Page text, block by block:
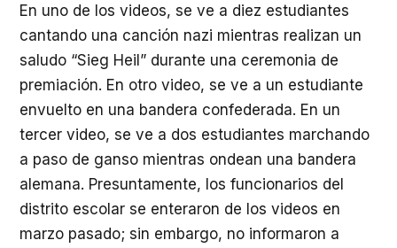
En uno de los videos, se ve a diez estudiantes
cantando una canción nazi mientras realizan un
saludo “Sieg Heil” durante una ceremonia de
premiación. En otro video, se ve a un estudiante
envuelto en una bandera confederada. En un
tercer video, se ve a dos estudiantes marchando
a paso de ganso mientras ondean una bandera
alemana. Presuntamente, los funcionarios del
distrito escolar se enteraron de los videos en
marzo pasado; sin embargo, no informaron a